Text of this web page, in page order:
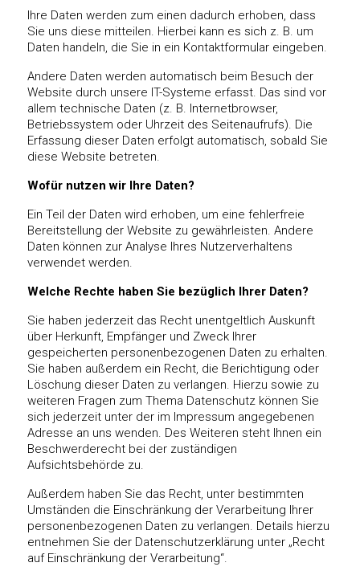
Ihre Daten werden zum einen dadurch erhoben, dass
Sie uns diese mitteilen. Hierbei kann es sich z. B. um
Daten handeln, die Sie in ein Kontaktformular eingeben.
Andere Daten werden automatisch beim Besuch der
Website durch unsere IT-Systeme erfasst. Das sind vor
allem technische Daten (z. B. Internetbrowser,
Betriebssystem oder Uhrzeit des Seitenaufrufs). Die
Erfassung dieser Daten erfolgt automatisch, sobald Sie
diese Website betreten.
Wofür nutzen wir Ihre Daten?
Ein Teil der Daten wird erhoben, um eine fehlerfreie
Bereitstellung der Website zu gewährleisten. Andere
Daten können zur Analyse Ihres Nutzerverhaltens
verwendet werden.
Welche Rechte haben Sie bezüglich Ihrer Daten?
Sie haben jederzeit das Recht unentgeltlich Auskunft
über Herkunft, Empfänger und Zweck Ihrer
gespeicherten personenbezogenen Daten zu erhalten.
Sie haben außerdem ein Recht, die Berichtigung oder
Löschung dieser Daten zu verlangen. Hierzu sowie zu
weiteren Fragen zum Thema Datenschutz können Sie
sich jederzeit unter der im Impressum angegebenen
Adresse an uns wenden. Des Weiteren steht Ihnen ein
Beschwerderecht bei der zuständigen
Aufsichtsbehörde zu.
Außerdem haben Sie das Recht, unter bestimmten
Umständen die Einschränkung der Verarbeitung Ihrer
personenbezogenen Daten zu verlangen. Details hierzu
entnehmen Sie der Datenschutzerklärung unter „Recht
auf Einschränkung der Verarbeitung“.